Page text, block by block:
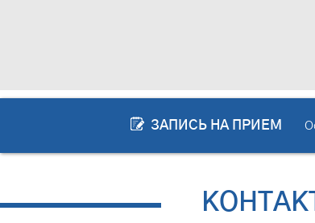
ЗАПИСЬ НА ПРИЕМ